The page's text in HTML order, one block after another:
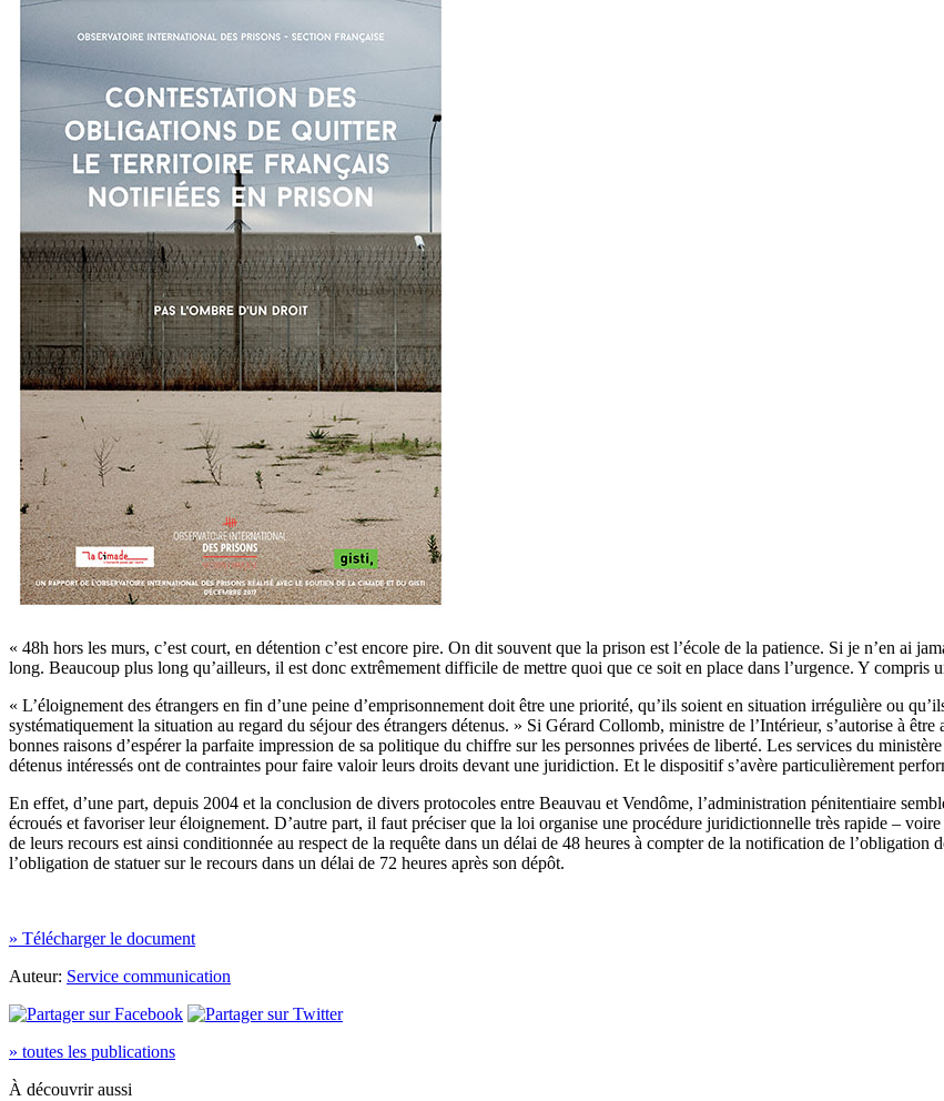
« 48h hors les murs, c’est court, en détention c’est encore pire. On dit souvent que la prison est l’école de la patience. Si je n’en ai
long. Beaucoup plus long qu’ailleurs, il est donc extrêmement difficile de mettre quoi que ce soit en place dans l’urgence. Y
« L’éloignement des étrangers en fin d’une peine d’emprisonnement doit être une priorité, qu’ils soient en situation irrégulière ou
systématiquement la situation au regard du séjour des étrangers détenus. » Si Gérard Collomb, ministre de l’Intérieur, s’autorise à être
bonnes raisons d’espérer la parfaite impression de sa politique du chiffre sur les personnes privées de liberté. Les services du
détenus intéressés ont de contraintes pour faire valoir leurs droits devant une juridiction. Et le dispositif s’avère particulièrement
En effet, d’une part, depuis 2004 et la conclusion de divers protocoles entre Beauvau et Vendôme, l’administration pénitentiaire
écroués et favoriser leur éloignement. D’autre part, il faut préciser que la loi organise une procédure juridictionnelle très rapide –
de leurs recours est ainsi conditionnée au respect de la requête dans un délai de 48 heures à compter de la notification de
l’obligation de statuer sur le recours dans un délai de 72 heures après son dépôt.
» Télécharger le document
Auteur: Service communication
» toutes les publications
À découvrir aussi